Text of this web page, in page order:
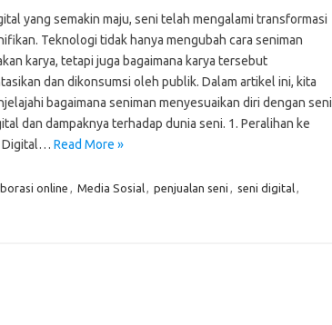
yang semakin maju, seni telah mengalami transformasi
Teknologi tidak hanya mengubah cara seniman
karya, tetapi juga bagaimana karya tersebut
dan dikonsumsi oleh publik. Dalam artikel ini, kita
bagaimana seniman menyesuaikan diri dengan seni
dan dampaknya terhadap dunia seni. 1. Peralihan ke
Digital… Read More »
online , Media Sosial, penjualan seni , seni digital,